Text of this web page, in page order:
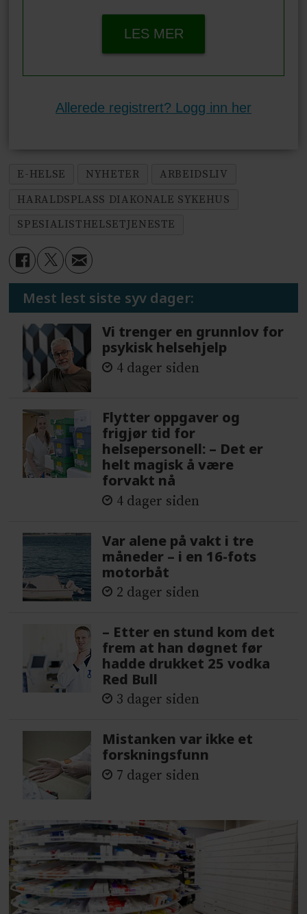
LES MER
Allerede registrert? Logg inn her
E-HELSE NYHETER
ARBEIDSLIV
HARALDSPLASS DIAKONALE SYKEHUS
SPESIALISTHELSETJENESTE
Mest lest siste syv dager:
Vi trenger en grunnlov for
psykisk helsehjelp
4 dager siden
Flytter oppgaver og
frigjør tid for
helsepersonell: – Det er
helt magisk å være
forvakt nå
4 dager siden
Var alene på vakt i tre
måneder – i en 16-fots
motorbåt
2 dager siden
– Etter en stund kom det
frem at han døgnet før
hadde drukket 25 vodka
Red Bull
3 dager siden
Mistanken var ikke et
forskningsfunn
7 dager siden